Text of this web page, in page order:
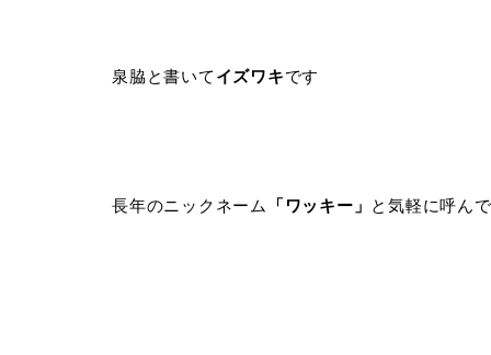
泉脇と書いて イズワキです
長年のニックネーム 「ワッキー」 と気軽に呼ん